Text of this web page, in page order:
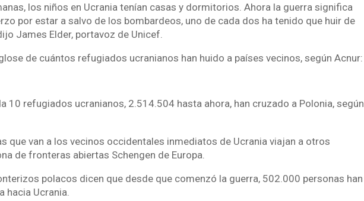
los niños en Ucrania tenían casas y dormitorios. Ahora la guerra significa
por estar a salvo de los bombardeos, uno de cada dos ha tenido que huir de
James Elder, portavoz de Unicef.
de cuántos refugiados ucranianos han huido a países vecinos, según Acnur:
10 refugiados ucranianos, 2.514.504 hasta ahora, han cruzado a Polonia, según
que van a los vecinos occidentales inmediatos de Ucrania viajan a otros
de fronteras abiertas Schengen de Europa.
polacos dicen que desde que comenzó la guerra, 502.000 personas han
hacia Ucrania.